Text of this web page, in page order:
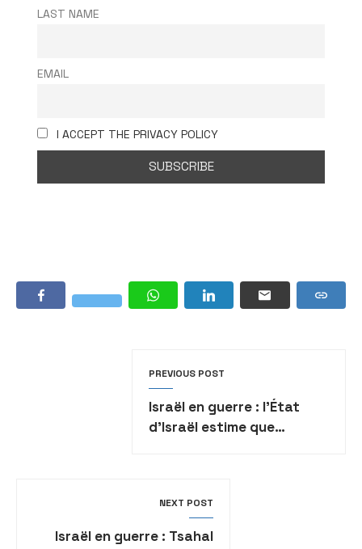
LAST NAME
EMAIL
I ACCEPT THE PRIVACY POLICY
PREVIOUS POST
Israël en guerre : l’État
d’Israël estime que
renforcer
NEXT POST
Israël en guerre : Tsahal